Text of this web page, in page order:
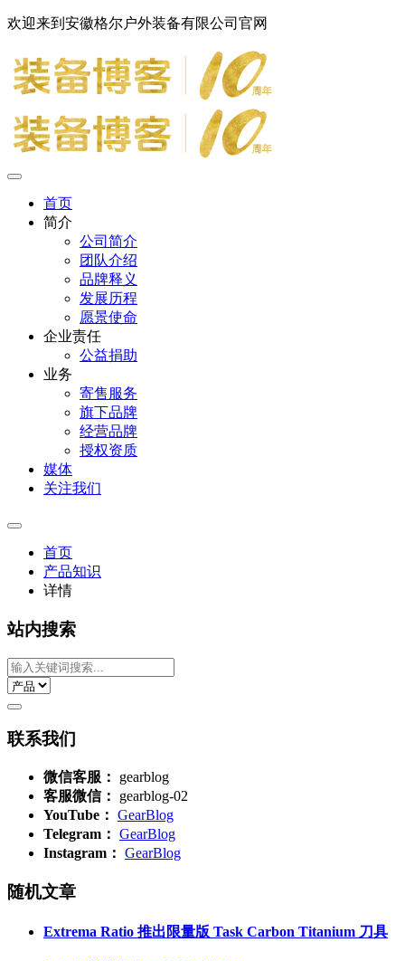
欢迎来到安徽格尔户外装备有限公司官网
首页
简介
公司简介
团队介绍
品牌释义
发展历程
愿景使命
企业责任
公益捐助
业务
寄售服务
旗下品牌
经营品牌
授权资质
媒体
关注我们
首页
产品知识
详情
站内搜索
联系我们
微信客服：
gearblog
客服微信：
gearblog-02
YouTube： GearBlog
Telegram： GearBlog
Instagram： GearBlog
随机文章
Extrema Ratio 推出限量版 Task Carbon Titanium 刀具